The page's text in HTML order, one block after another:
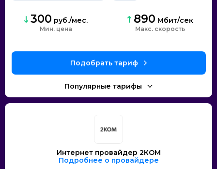
300 руб./мес.
Мин. цена
890 Мбит/сек
скорость
Интернет провайдер 2КОМ
Подробнее о провайдере